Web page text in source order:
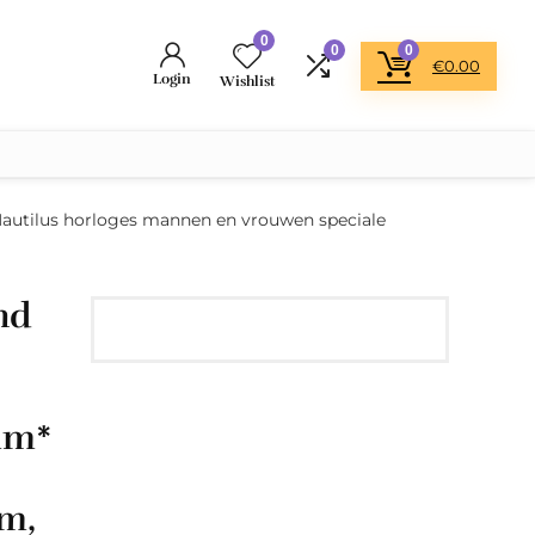
Login
0
Wishlist
0 0
€0.00
horloges mannen en vrouwen speciale